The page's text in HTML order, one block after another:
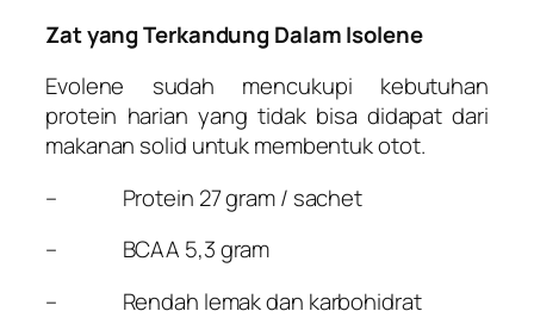
Zat yang Terkandung Dalam Isolene
Evolene sudah mencukupi kebutuhan
protein harian yang tidak bisa didapat dari
makanan solid untuk membentuk otot.
– Protein 27 gram / sachet
– BCAA 5,3 gram
– Rendah lemak dan karbohidrat